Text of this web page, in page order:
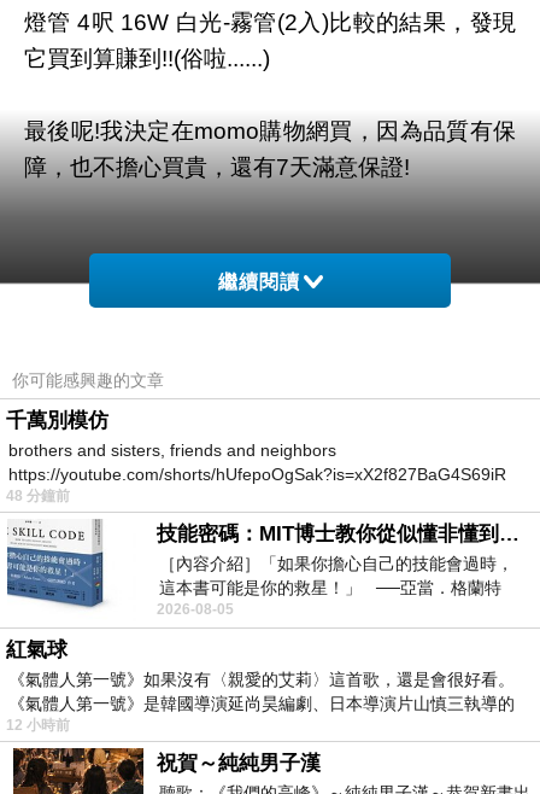
燈管 4呎 16W 白光-霧管(2入)比較的結果，發現
它買到算賺到!!(俗啦......)
最後呢!我決定在momo購物網買，因為品質有保
障，也不擔心買貴，還有7天滿意保證!
商品網址
繼續閱讀
你可能感興趣的文章
千萬別模仿
brothers and sisters, friends and neighbors
https://youtube.com/shorts/hUfepoOgSak?is=xX2f827BaG4S69iR
https
48 分鐘前
技能密碼：MIT博士教你從似懂非懂到穩定輸出，把專業變事業的職能升級攻略 /麥特．比恩(容錯)
［內容介紹］「如果你擔心自己的技能會過時，
這本書可能是你的救星！」 ──亞當．格蘭特
（Adam Grant），《
2026-08-05
紅氣球
《氣體人第一號》如果沒有〈親愛的艾莉〉這首歌，還是會很好看。
《氣體人第一號》是韓國導演延尚昊編劇、日本導演片山慎三執導的
12 小時前
祝賀～純純男子漢